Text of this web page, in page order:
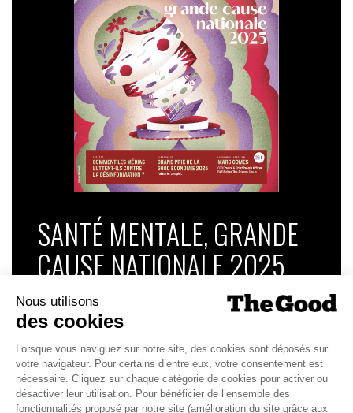
SANTÉ MENTALE, GRANDE
CAUSE NATIONALE 2025
Dans ce numéro, enquête : Comment les
médias luttent-ils contre la désinformation ? |
Palmarès complet du Grand Prix de la Good
Économie 2025 | La grande interview de Marc
Gomes, CEO France & Chief People Officer
EMEA chez The Adecco Group